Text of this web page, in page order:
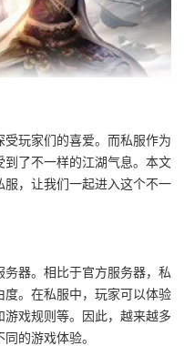
玩家们的喜爱。而私服作为
了不一样的江湖气息。本文
，让我们一起进入这个不一
器。相比于官方服务器，私
。在私服中，玩家可以体验
戏规则等。因此，越来越多
的游戏体验。